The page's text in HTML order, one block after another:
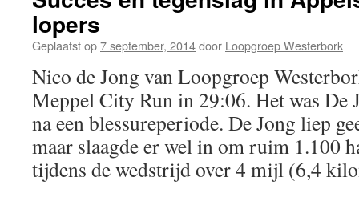
lopers
Geplaatst op7 september, 2014door Loopgroep Westerbork
Nico de Jong van Loopgroep
Meppel City Run in 29:06. Het was De
na een blessureperiode. De Jong liep
maar slaagde er wel in om ruim 1.100
tijdens de wedstrijd over 4 mijl (6,4